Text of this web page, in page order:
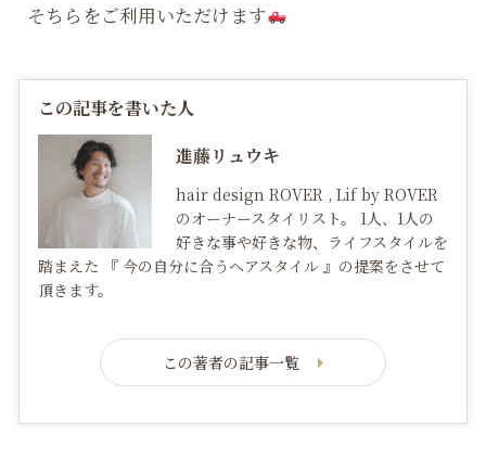
そちらをご利用いただけます
この記事を書いた人
進藤リュウキ
hair design ROVER , Lif by ROVER
のオーナースタイリスト。 1人、1人の
好きな事や好きな物、ライフスタイルを
踏まえた 『 今の自分に合うヘアスタイル 』の提案をさせて
頂きます。
この著者の記事一覧